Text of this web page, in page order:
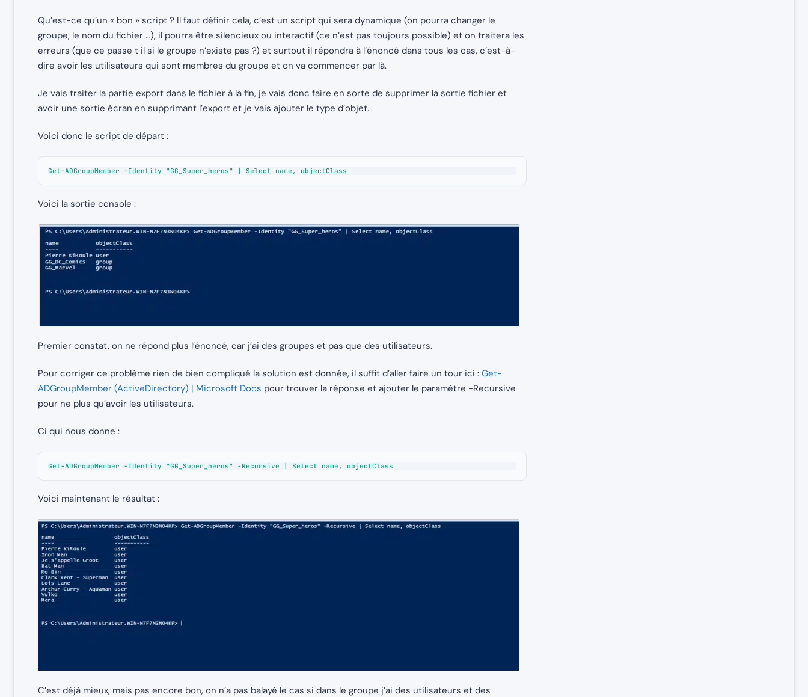
Qu’est-ce qu’un « bon » script ? Il faut définir cela, c’est un script qui sera dynamique (on pourra changer le
groupe, le nom du fichier …), il pourra être silencieux ou interactif (ce n’est pas toujours possible) et on traitera les
erreurs (que ce passe t il si le groupe n’existe pas ?) et surtout il répondra à l’énoncé dans tous les cas, c’est-à-
dire avoir les utilisateurs qui sont membres du groupe et on va commencer par là.
Je vais traiter la partie export dans le fichier à la fin, je vais donc faire en sorte de supprimer la sortie fichier et
avoir une sortie écran en supprimant l’export et je vais ajouter le type d’objet.
Voici donc le script de départ :
Get-ADGroupMember -Identity "GG_Super_heros" | Select name, objectClass
Voici la sortie console :
Premier constat, on ne répond plus l’énoncé, car j’ai des groupes et pas que des utilisateurs.
Pour corriger ce problème rien de bien compliqué la solution est donnée, il suffit d’aller faire un tour ici : Get-
ADGroupMember (ActiveDirectory) | Microsoft Docs pour trouver la réponse et ajouter le paramètre -Recursive
pour ne plus qu’avoir les utilisateurs.
Ci qui nous donne :
Get-ADGroupMember -Identity "GG_Super_heros" -Recursive | Select name, objectClass
Voici maintenant le résultat :
C’est déjà mieux, mais pas encore bon, on n’a pas balayé le cas si dans le groupe j’ai des utilisateurs et des